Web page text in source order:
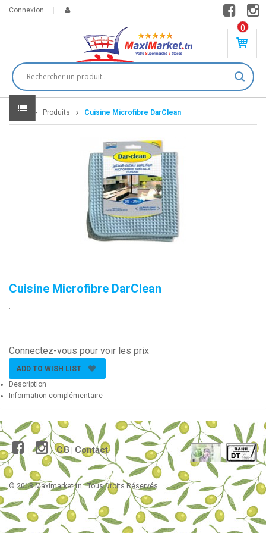
Connexion
0
PR
DU
IT(
S)
Home Produits Cuisine Microfibre DarClean
Cuisine Microfibre DarClean
.
.
Connectez-vous pour voir les prix
ADD TO WISH LIST
Description
Information complémentaire
CG Contact
© 2018 Maximarket.tn . Tous Droits Réservés.